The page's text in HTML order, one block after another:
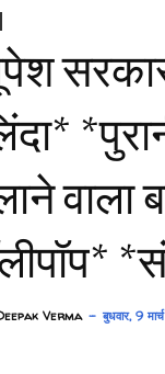
वाला
Verma बुधवार, 9